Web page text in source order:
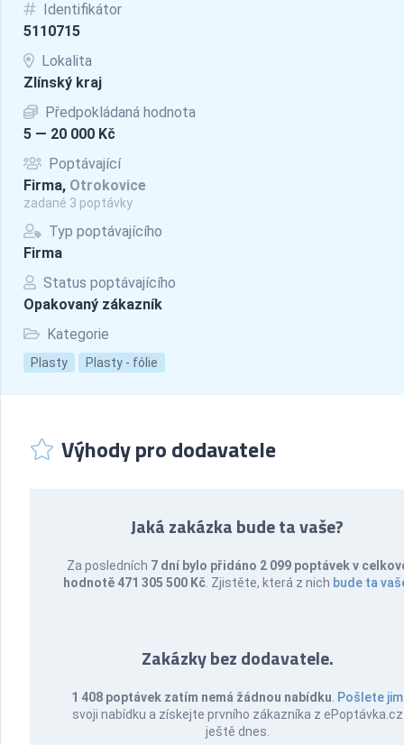
Identifikátor
5110715
Lokalita
Zlínský kraj
Předpokládaná hodnota
5 — 20 000 Kč
Poptávající
Firma, Otrokovice
zadané 3 poptávky
Typ poptávajícího
Firma
Status poptávajícího
Opakovaný zákazník
Kategorie
Plasty Plasty - fólie
Výhody pro dodavatele
Jaká zakázka bude ta vaše?
Za posledních 7 dní bylo přidáno 2 099 poptávek v
hodnotě 471 305 500 Kč . Zjistěte, která z nich bude ta
Zakázky bez dodavatele.
1 408 poptávek zatím nemá žádnou nabídku Pošlete jim
svoji nabídku a získejte prvního zákazníka z ePoptávka.cz
ještě dnes.